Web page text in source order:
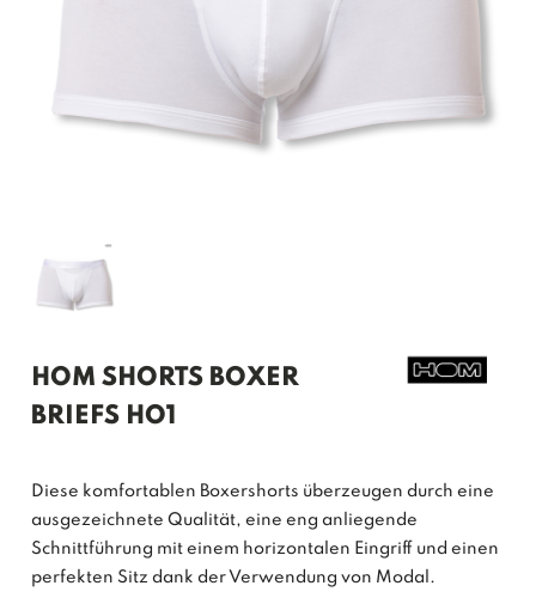
HOM SHORTS BOXER
BRIEFS HO1
Diese komfortablen Boxershorts überzeugen durch eine
ausgezeichnete Qualität, eine eng anliegende
Schnittführung mit einem horizontalen Eingriff und einen
perfekten Sitz dank der Verwendung von Modal.